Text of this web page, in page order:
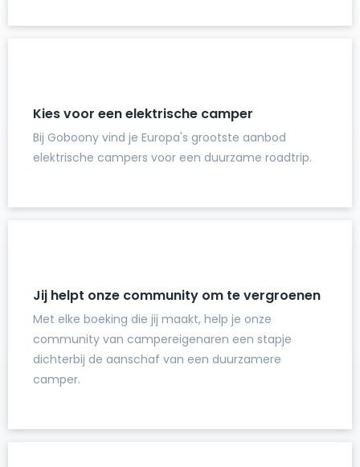
Kies voor een elektrische camper
Bij Goboony vind je Europa's grootste aanbod
elektrische campers voor een duurzame roadtrip.
Jij helpt onze community om te vergroenen
Met elke boeking die jij maakt, help je onze
community van campereigenaren een stapje
dichterbij de aanschaf van een duurzamere
camper.